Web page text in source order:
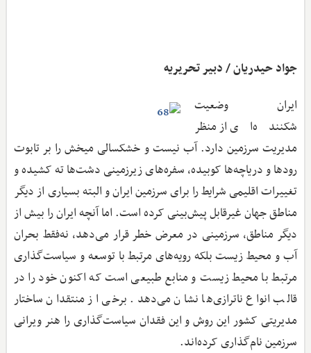
جواد حیدریان / دبیر تحریریه
ایران وضعیت
شکننده‌ای از منظر
مدیریت سرزمین دارد. آب نیست و خشکسالی میخش را بر تابوت
رودها و دریاچه‌ها کوبیده، سفره‌های زیرزمینی دشت‌ها ته کشیده و
تغییرات اقلیمی شرایط را برای سرزمین ایران و البته بسیاری از دیگر
مناطق جهان غیرقابل پیش‌بینی کرده است. اما آنچه ایران را بیش از
دیگر مناطق، سرزمینی در معرض خطر قرار می‌دهد، نه‌فقط بحران
آب و محیط ‌زیست بلکه رویه‌های مرتبط با توسعه و سیاست‌گذاری
مرتبط با محیط ‌زیست و منابع طبیعی است که اکنون خود را در
قالب انواع ناترازی‌ها نشان می‌‌دهد. برخی از منتقدان ساختار
مدیریتی کشور این روش و این فقدان سیاست‌گذاری را هنر ویرانی
سرزمین نام‌گذاری کرده‌اند.